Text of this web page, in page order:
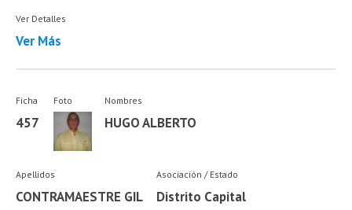
Ver Detalles
Ver Más
Ficha
457
Foto Nombres
HUGO ALBERTO
Apellidos
CONTRAMAESTRE GIL
Asociación / Estado
Distrito Capital